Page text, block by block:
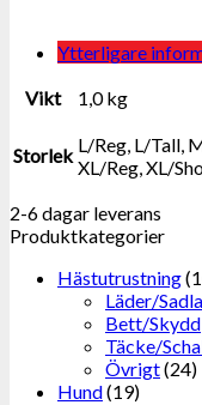
Ytterligare
Vikt
1,0 kg
Storlek L/Reg, L/Tall,
XL/Reg, XL/
2-6 dagar leverans
Produktkategorier
Hästutrustning
Läder/
Bett/Skydd
Täcke/
Övrigt(24)
Hund(19)